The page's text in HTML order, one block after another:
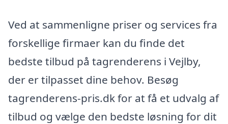
Ved at sammenligne priser og services fra
forskellige firmaer kan du finde det
bedste tilbud på tagrenderens i Vejlby,
der er tilpasset dine behov. Besøg
tagrenderens-pris.dk for at få et udvalg af
tilbud og vælge den bedste løsning for dit